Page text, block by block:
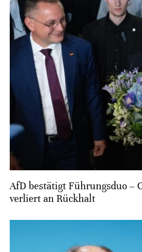
AfD bestätigt Führungsduo –
verliert an Rückhalt